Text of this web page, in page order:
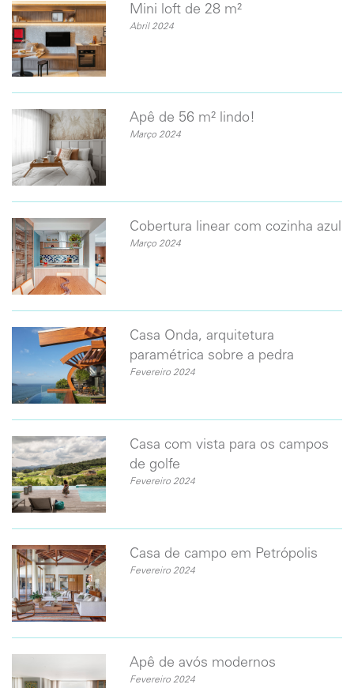
Mini loft de 28 m²
Abril 2024
Apê de 56 m² lindo!
Março 2024
Cobertura linear com cozinha azul
Março 2024
Casa Onda, arquitetura
paramétrica sobre a pedra
Fevereiro 2024
Casa com vista para os campos
de golfe
Fevereiro 2024
Casa de campo em Petrópolis
Fevereiro 2024
​Apê de avós modernos
Fevereiro 2024